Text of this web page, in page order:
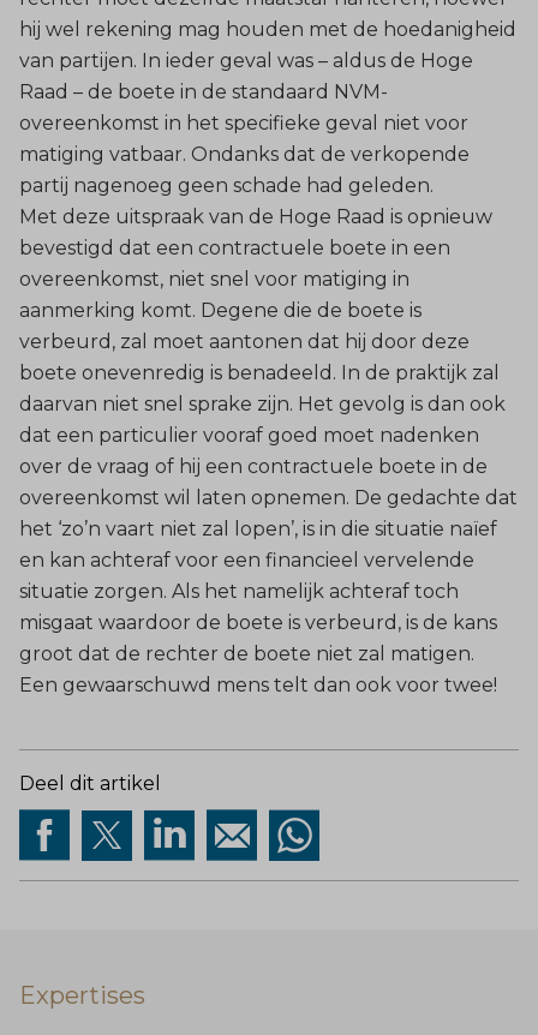
hij wel rekening mag houden met de hoedanigheid
van partijen. In ieder geval was – aldus de Hoge
Raad – de boete in de standaard NVM-
overeenkomst in het specifieke geval niet voor
matiging vatbaar. Ondanks dat de verkopende
partij nagenoeg geen schade had geleden.
Met deze uitspraak van de Hoge Raad is opnieuw
bevestigd dat een contractuele boete in een
overeenkomst, niet snel voor matiging in
aanmerking komt. Degene die de boete is
verbeurd, zal moet aantonen dat hij door deze
boete onevenredig is benadeeld. In de praktijk zal
daarvan niet snel sprake zijn. Het gevolg is dan ook
dat een particulier vooraf goed moet nadenken
over de vraag of hij een contractuele boete in de
overeenkomst wil laten opnemen. De gedachte dat
het ‘zo’n vaart niet zal lopen’, is in die situatie naïef
en kan achteraf voor een financieel vervelende
situatie zorgen. Als het namelijk achteraf toch
misgaat waardoor de boete is verbeurd, is de kans
groot dat de rechter de boete niet zal matigen.
Een gewaarschuwd mens telt dan ook voor twee!
Deel dit artikel
Expertises